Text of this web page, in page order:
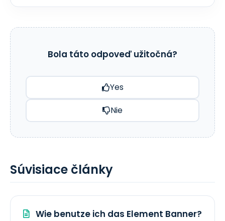
Bola táto odpoveď užitočná?
Yes
Nie
Súvisiace články
Wie benutze ich das Element Banner?